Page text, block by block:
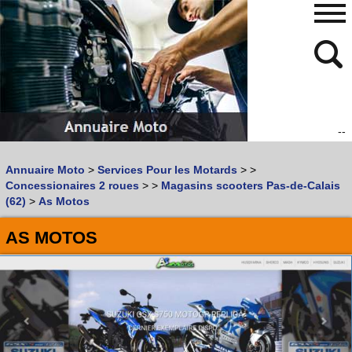
--
Vous recherchez un garage MOTOouSCOOTER
Quoi :
Où :
Trouver un garage Moto !
Retrouvez dans votre VILLE
les bonnes adresses deL'ANNUAIRE MOTO & SCOOTER
480
768
Annuaire Moto > Services Pour les Motards > >
Concessionaires 2 roues > > Magasins scooters Pas-de-Calais
(62) > As Motos
AS MOTOS